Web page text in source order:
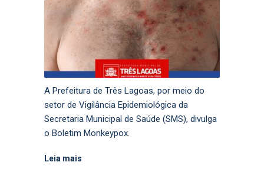
A Prefeitura de Três Lagoas, por meio do
setor de Vigilância Epidemiológica da
Secretaria Municipal de Saúde (SMS), divulga
o Boletim Monkeypox.
Leia mais